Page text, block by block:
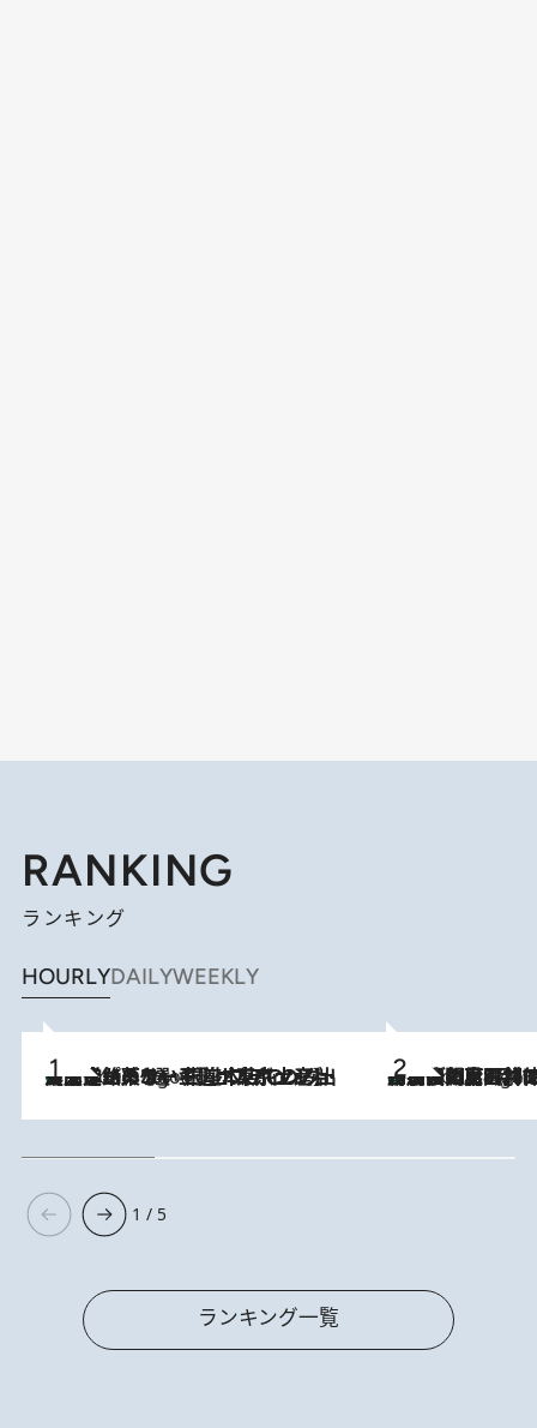
RANKING
ランキング
HOURLYDAILYWEEKLY
7 Hours Ago
【間違いのない王道・東京土産】資生堂パーラー 銀座本店でのみ出会える銘菓5選《極上プディング・濃厚チーズケーキ・ボンボンショコラほか》 7 Hours Ago
「最後に見られてよかった」上野動物園の東園パンダ舎が解体前に特別公開。8月16日まで延長されたパネル展と共に辿る“半世紀”のパンダ飼育《解体工事の図面あり》
1 / 5
ランキング一覧